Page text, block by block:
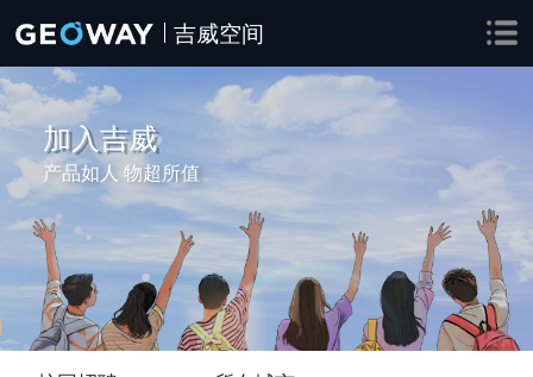
吉威空间
加入吉威
产品如人 物超所值